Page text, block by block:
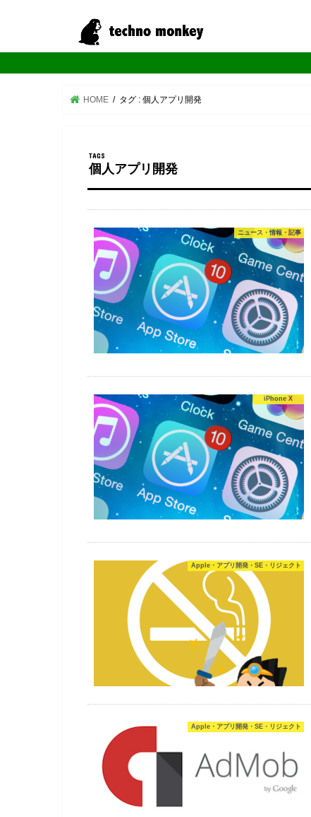
HOME タグ : 個人アプリ開発
個人アプリ開発
ニュース・情報・記事
iPhone X
Apple・アプリ開発・SE・リジェクト
Apple・アプリ開発・SE・リジェクト